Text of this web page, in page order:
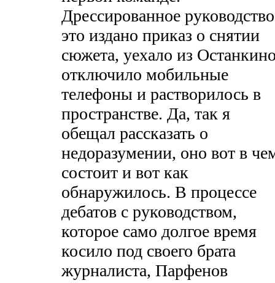
Дрессированное руководство
это издано приказ о снятии
сюжета, уехало из
отключило мобильные
телефоны и растворилось в
пространстве. Да, так я
обещал рассказать о
недоразумении, оно вот в
состоит и вот как
обнаружилось. В процессе
дебатов с руководством,
которое само долгое время
косило под своего брата
журналиста, Парфенов